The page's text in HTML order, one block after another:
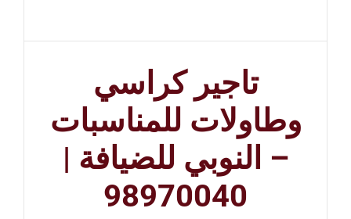
تاجير كراسي
وطاولات للمناسبات
– النوبي للضيافة |
98970040